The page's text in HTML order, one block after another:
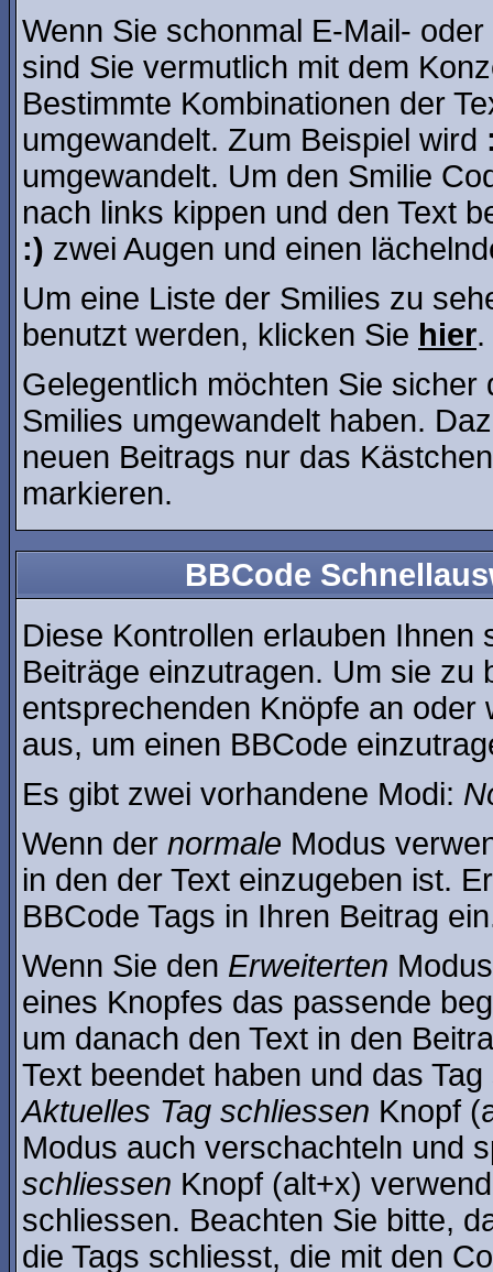
Wenn Sie schonmal E-Mail-
sind Sie vermutlich mit dem
Bestimmte Kombinationen der
umgewandelt. Zum Beispiel wird
umgewandelt. Um den Smilie
nach links kippen und den Text
:) zwei Augen und einen
Um eine Liste der Smilies zu
benutzt werden, klicken Sie hier.
Gelegentlich möchten Sie sicher
Smilies umgewandelt haben.
neuen Beitrags nur das
markieren.
BBCode
Diese Kontrollen erlauben Ihnen
Beiträge einzutragen. Um sie zu
entsprechenden Knöpfe an oder
aus, um einen BBCode
Es gibt zwei vorhandene Modi:
Wenn der normale Modus
in den der Text einzugeben ist.
BBCode Tags in Ihren Beitrag
Wenn Sie den Erweiterten
eines Knopfes das passende
um danach den Text in den
Text beendet haben und das
Aktuelles Tag schliessen Knopf
Modus auch verschachteln und
schliessen Knopf (alt+x)
schliessen. Beachten Sie bitte,
die Tags schliesst, die mit den